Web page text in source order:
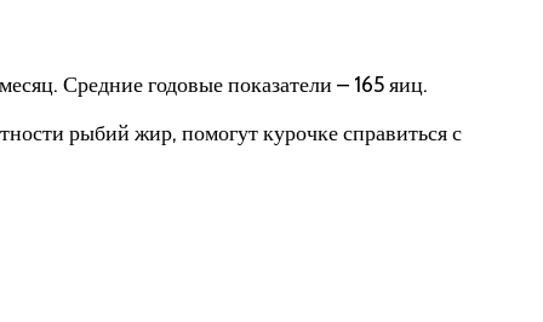
Средние годовые показатели – 165 яиц.
рыбий жир, помогут курочке справиться с